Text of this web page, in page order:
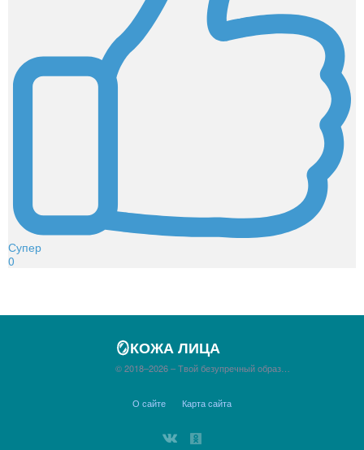
Супер
0
🪞КОЖА ЛИЦА
© 2018–2026 – Твой безупречный образ…
О сайте Карта сайта